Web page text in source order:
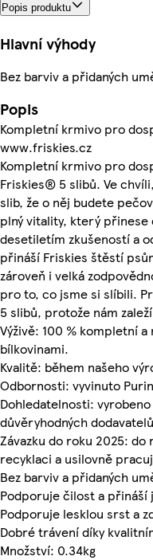
Popis produktu
Hlavní výhody
Bez barviv a přidaných
Popis
Kompletní krmivo pro
www.friskies.cz
Kompletní krmivo pro
Friskies® 5 slibů. Ve
slib, že o něj budete
plný vitality, který přinese
desetiletím zkušeností a
přináší Friskies štěstí
zároveň i velká
pro to, co jsme si slíbili.
5 slibů, protože nám
Výživě: 100 % kompletní
bílkovinami.
Kvalitě: během našeho
Odbornosti: vyvinuto
Dohledatelnosti:
důvěryhodných
Závazku do roku 2025:
recyklaci a usilovně
Bez barviv a přidaných
Podporuje čilost a přináší
Podporuje lesklou srst a
Dobré trávení díky
Množství: 0.34kg